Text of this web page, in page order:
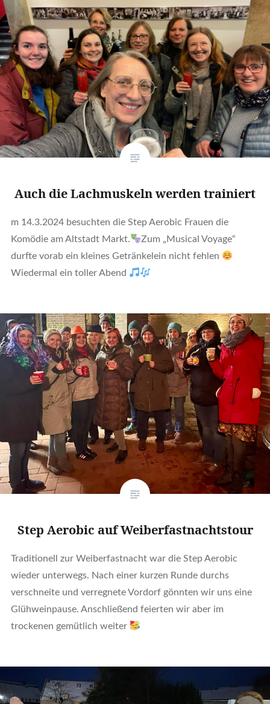
Auch die Lachmuskeln werden trainiert
m 14.3.2024 besuchten die Step Aerobic Frauen die
Komödie am Altstadt Markt.
Zum „Musical Voyage“
durfte vorab ein kleines Getränkelein nicht fehlen
Wiedermal ein toller Abend
Step Aerobic auf Weiberfastnachtstour
Traditionell zur Weiberfastnacht war die Step Aerobic
wieder unterwegs. Nach einer kurzen Runde durchs
verschneite und verregnete Vordorf gönnten wir uns eine
Glühweinpause. Anschließend feierten wir aber im
trockenen gemütlich weiter